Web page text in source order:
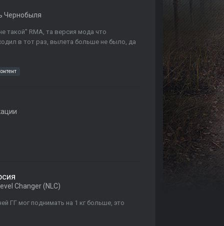
Чернобыля
такой" RMA, та версия мода что
в тот раз, вылета больше не было, да
Changer (NLC)
ГГ мог поднимать на 1 кг больше, это